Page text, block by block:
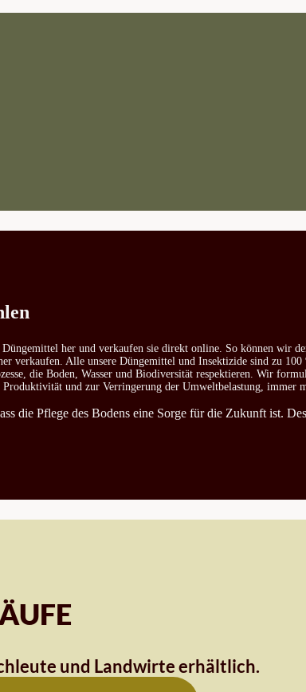
her und verkaufen sie direkt online. So können wir
verkaufen. Alle unsere Düngemittel und Insektizide sind zu
die Boden, Wasser und Biodiversität respektieren. Wir
und zur Verringerung der Umweltbelastung, immer
die Pflege des Bodens eine Sorge für die Zukunft ist.
und Landwirte erhältlich.